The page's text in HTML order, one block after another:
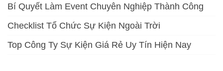
Bí Quyết Làm Event Chuyên Nghiệp Thành Công
Checklist Tổ Chức Sự Kiện Ngoài Trời
Top Công Ty Sự Kiện Giá Rẻ Uy Tín Hiện Nay